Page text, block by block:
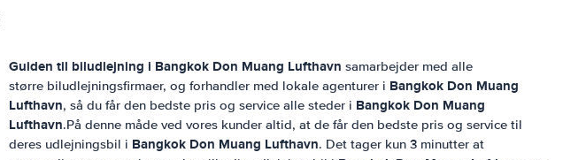
Guiden til biludlejning i Bangkok Don Muang Lufthavn samarbejder med alle
større biludlejningsfirmaer, og forhandler med lokale agenturer i Bangkok Don Muang
Lufthavn, så du får den bedste pris og service alle steder i Bangkok Don Muang
Lufthavn.På denne måde ved vores kunder altid, at de får den bedste pris og service til
deres udlejningsbil i Bangkok Don Muang Lufthavn. Det tager kun 3 minutter at